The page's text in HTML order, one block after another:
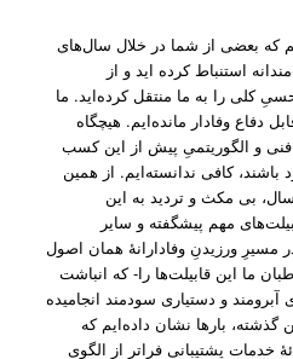
که بعضی از شما در خلال سال‌های
استنباط کرده اید و از
کلی را به ما منتقل کرده‌اید. ما
دفاع وفادار مانده‌ایم. هیچگاه
فنی و الگوریتمیِ پیش از این کسب
کافی ندانسته‌ایم. از همین
بی مکث و تردید به این
مهم پیشگفته و سایر
مسیرِ ورزیدنِ وفادارانۀ همان اصول
ما این قابیلت‌ها را- که انباشت
آبرومند و دستیاری سودمند انجامیده
گذشته، بارها نشان داده‌ایم که
خدمات پشتیبانی فراتر از الگوی